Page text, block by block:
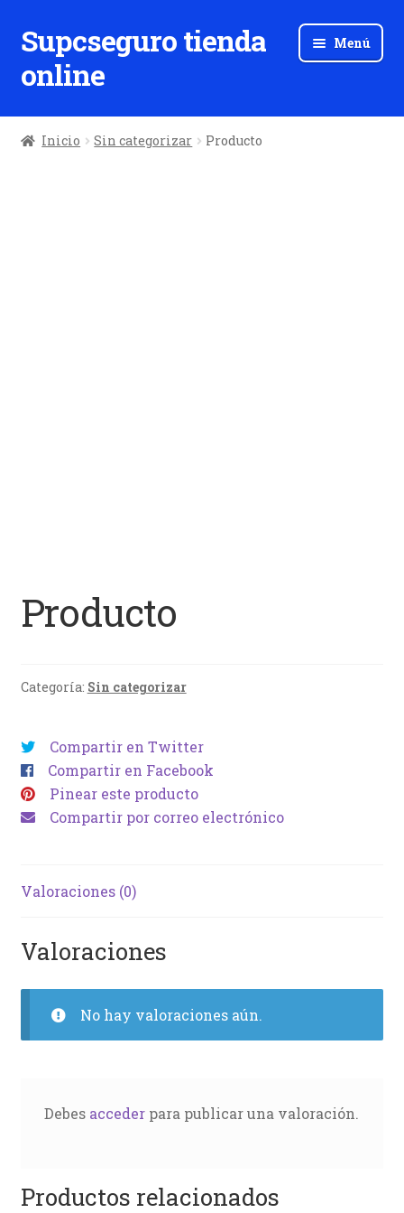
Ir
a
la
Ir
al
contenido
Supcseguro tienda
online
Menú
Inicio Sin categorizar Producto
Producto
Categoría: Sin categorizar
Compartir en Twitter
Compartir en Facebook
Pinear este producto
Compartir por correo electrónico
Valoraciones (0)
Valoraciones
No hay valoraciones aún.
Debes accederpara publicar una valoración.
Productos relacionados